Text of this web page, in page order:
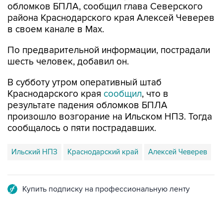
в своем канале в Max.
По предварительной информации, пострадали
В субботу утром оперативный штаб
результате падения обломков БПЛА
произошло возгорание на Ильском НПЗ. Тогда
сообщалось о пяти пострадавших.
Ильский НПЗ Краснодарский край Алексей Чеверев
Подписаться на рассылку главных новостей сайта